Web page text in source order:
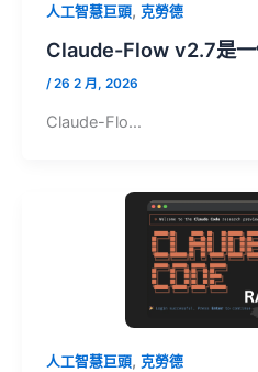
人工智慧巨頭, 克勞德
Claude-Flow v2.7是一
/26 2 月, 2026
Claude-Flo…
人工智慧巨頭, 克勞德